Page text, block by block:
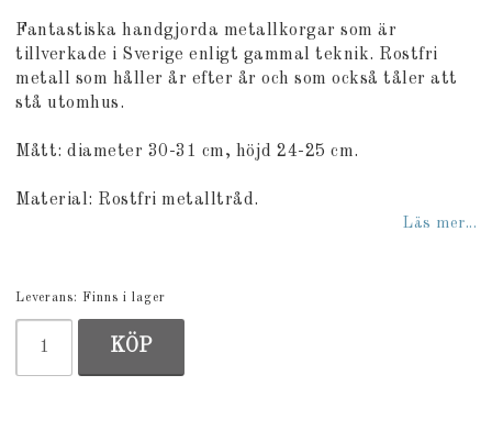
Fantastiska handgjorda metallkorgar som är
tillverkade i Sverige enligt gammal teknik. Rostfri
metall som håller år efter år och som också tåler att
stå utomhus.
Mått: diameter 30-31 cm, höjd 24-25 cm.
Material: Rostfri metalltråd.
Läs mer...
Leverans: Finns i lager
KÖP